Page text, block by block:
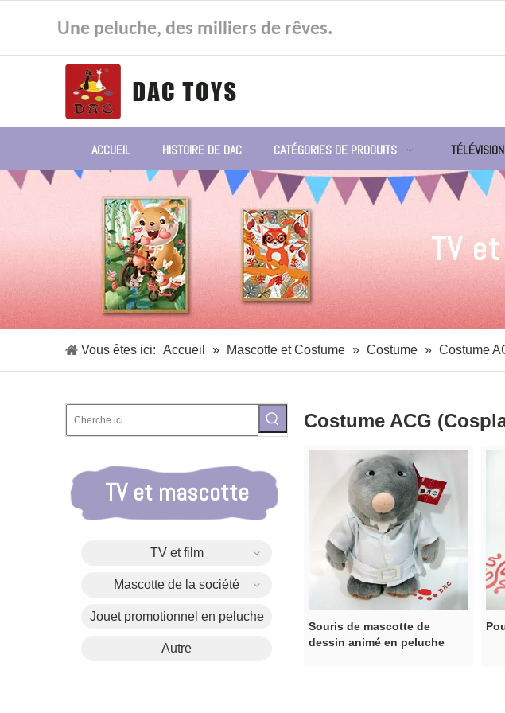
Une peluche, des milliers de rêves.
ACCUEIL HISTOIRE DE DAC CATÉGORIES DE PRODUITS
TV
Vous êtes ici: Accueil » Mascotte et Costume » Costume » Costume
TV et mascotte
TV et film
Mascotte de la société
Jouet promotionnel en peluche
Autre
Costume ACG
Souris de mascotte de
dessin animé en peluche